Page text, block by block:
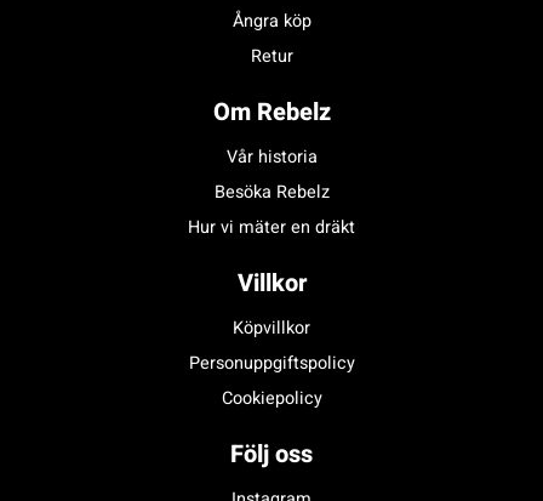
Ångra köp
Retur
Om Rebelz
Vår historia
Besöka Rebelz
Hur vi mäter en dräkt
Villkor
Köpvillkor
Personuppgiftspolicy
Cookiepolicy
Följ oss